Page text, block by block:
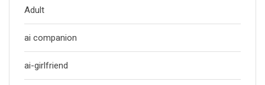
Adult
ai companion
ai-girlfriend